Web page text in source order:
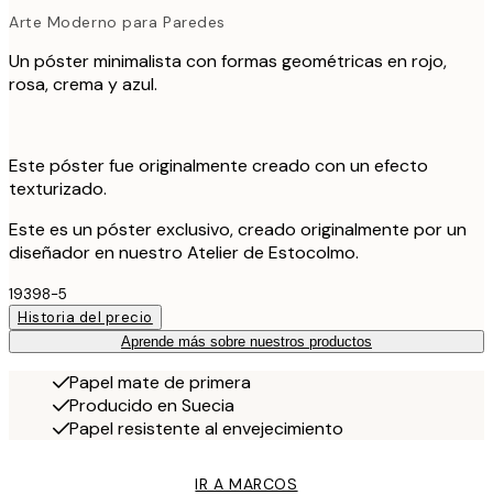
Arte Moderno para Paredes
Un póster minimalista con formas geométricas en rojo,
rosa, crema y azul.
Este póster fue originalmente creado con un efecto
texturizado.
Este es un póster exclusivo, creado originalmente por un
diseñador en nuestro Atelier de Estocolmo.
19398-5
Historia del precio
Aprende más sobre nuestros productos
Papel mate de primera
Producido en Suecia
Papel resistente al envejecimiento
IR A MARCOS